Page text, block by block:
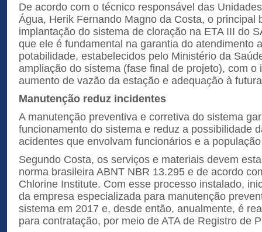
De acordo com o técnico responsável das
Água, Herik Fernando Magno da Costa, o principal
implantação do sistema de cloração na ETA III do
que ele é fundamental na garantia do atendimento
potabilidade, estabelecidos pelo Ministério da
ampliação do sistema (fase final de projeto), com o
aumento de vazão da estação e adequação à
Manutenção reduz incidentes
A manutenção preventiva e corretiva do sistema
funcionamento do sistema e reduz a possibilidade
acidentes que envolvam funcionários e a
Segundo Costa, os serviços e materiais devem
norma brasileira ABNT NBR 13.295 e de acordo
Chlorine Institute. Com esse processo instalado,
da empresa especializada para manutenção
sistema em 2017 e, desde então, anualmente, é
para contratação, por meio de ATA de Registro de